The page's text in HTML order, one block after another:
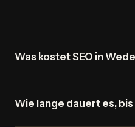
Was kostet SEO in
Wettbewerb in Wedel ab.
Wie lange dauert es,